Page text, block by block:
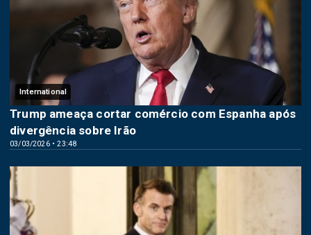
International
03/03/2026 • 23:48
Trump ameaça cortar comércio com Espanha após
divergência sobre Irão